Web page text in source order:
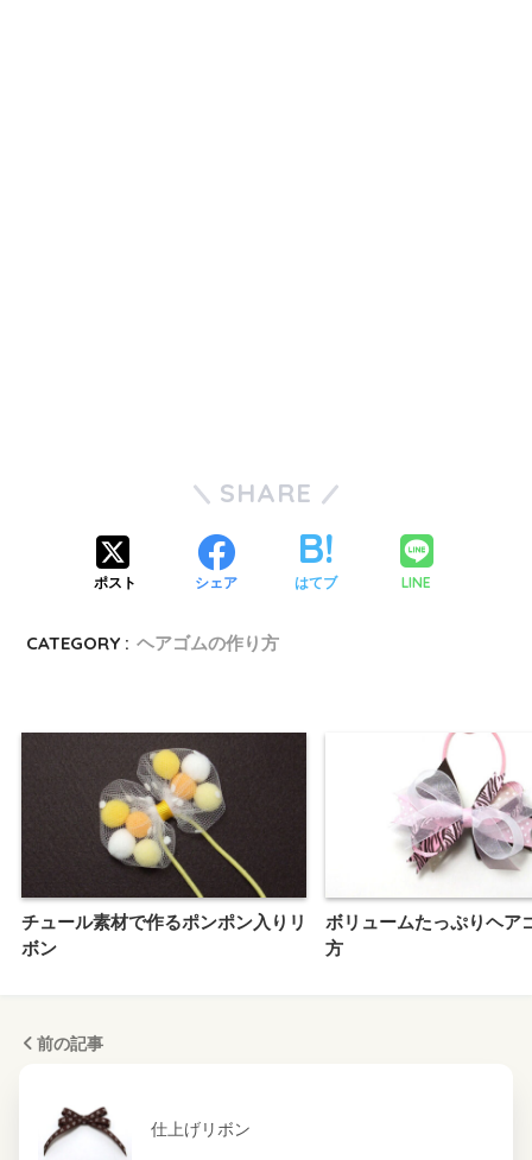
SHARE
ポスト シェア はてブ LINE
CATEGORY : ヘアゴムの作り方
チュール素材で作るポンポン入りリ
ボン
ボリュームたっぷりヘア
方
前の記事
仕上げリボン